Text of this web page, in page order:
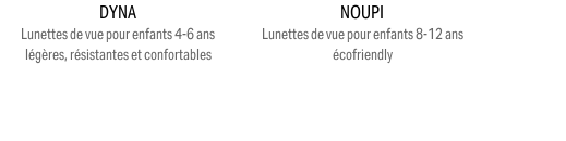
DYNA
Lunettes de vue pour enfants 4-6 ans
légères, résistantes et confortables
NOUPI
Lunettes de vue pour enfants 8-12 ans
écofriendly